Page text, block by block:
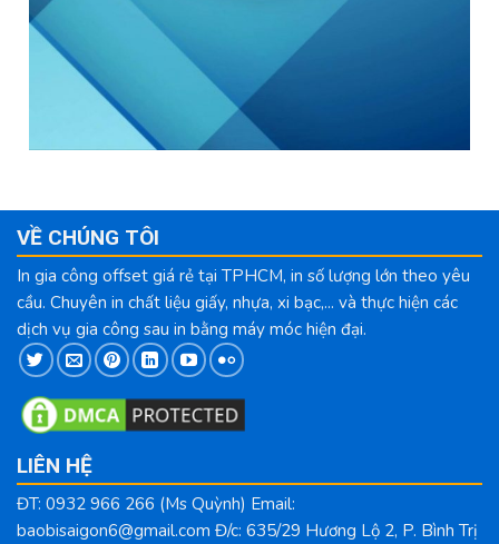
VỀ CHÚNG TÔI
In gia công offset giá rẻ tại TPHCM, in số lượng lớn theo yêu
cầu. Chuyên in chất liệu giấy, nhựa, xi bạc,... và thực hiện các
dịch vụ gia công sau in bằng máy móc hiện đại.
LIÊN HỆ
ĐT: 0932 966 266 (Ms Quỳnh) Email:
baobisaigon6@gmail.com Đ/c: 635/29 Hương Lộ 2, P. Bình Trị